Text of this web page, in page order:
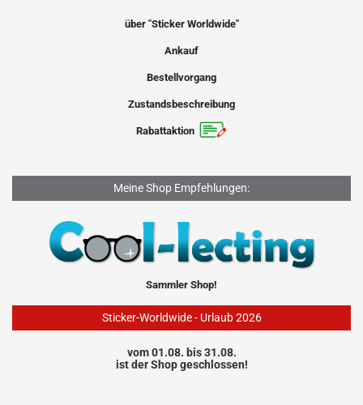
über "Sticker Worldwide"
Ankauf
Bestellvorgang
Zustandsbeschreibung
Rabattaktion
Meine Shop Empfehlungen:
Sammler Shop!
Sticker-Worldwide - Urlaub 2026
vom 01.08. bis 31.08.
ist der Shop geschlossen!